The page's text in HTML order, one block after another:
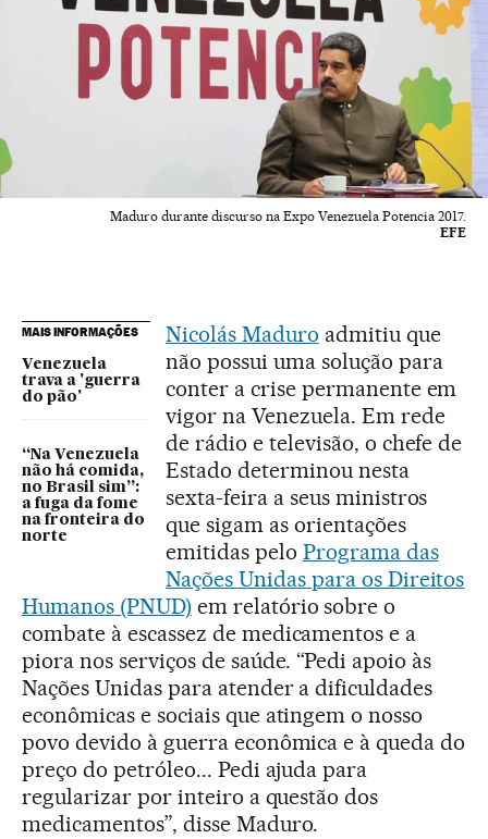
Maduro durante discurso na Expo Venezuela Potencia 2017.
EFE
MAIS INFORMAÇÕES
Venezuela
trava a 'guerra
do pão'
“Na Venezuela
não há comida,
no Brasil sim”:
a fuga da fome
na fronteira do
norte
Nicolás Maduro admitiu que
não possui uma solução para
conter a crise permanente em
vigor na Venezuela. Em rede
de rádio e televisão, o chefe de
Estado determinou nesta
sexta-feira a seus ministros
que sigam as orientações
emitidas pelo Programa das
Nações Unidas para os Direitos
Humanos (PNUD) em relatório sobre o
combate à escassez de medicamentos e a
piora nos serviços de saúde. “Pedi apoio às
Nações Unidas para atender a dificuldades
econômicas e sociais que atingem o nosso
povo devido à guerra econômica e à queda do
preço do petróleo... Pedi ajuda para
regularizar por inteiro a questão dos
medicamentos”, disse Maduro.